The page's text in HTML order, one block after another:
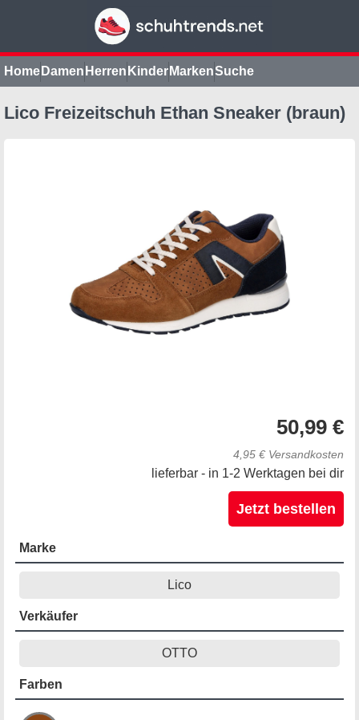
Home Damen Herren Kinder MarkenSuche
Lico Freizeitschuh Ethan Sneaker (braun)
50,99 €
4,95 € Versandkosten
lieferbar - in 1-2 Werktagen bei dir
Jetzt bestellen
Marke
Lico
Verkäufer
OTTO
Farben